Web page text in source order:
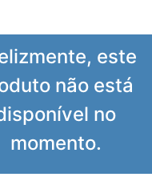
este
não está
no
momento.